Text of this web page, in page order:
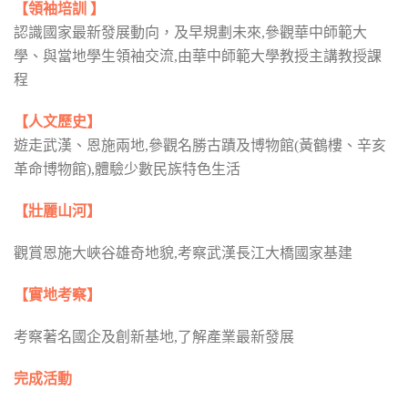
【領袖培訓
】
認識國家最新發展動向，及早規劃未來,參觀華中師範大
學、與當地學生領袖交流,由華中師範大學教授主講教授課
程
【人文歷史】
遊走武漢、恩施兩地,參觀名勝古蹟及博物館(黃鶴樓、辛亥
革命博物館),體驗少數民族特色生活
【壯麗山河】
觀賞恩施大峽谷雄奇地貌,考察武漢長江大橋國家基建
【實地考察】
考察著名國企及創新基地,了解產業最新發展
完成活動